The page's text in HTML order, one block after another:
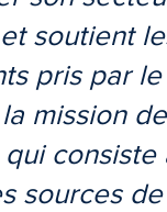
soutient
pris par
mission de
qui
sources de